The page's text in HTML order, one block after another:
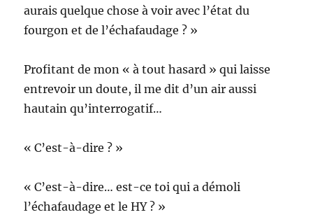
aurais quelque chose à voir avec l’état du
fourgon et de l’échafaudage ? »
Profitant de mon « à tout hasard » qui laisse
entrevoir un doute, il me dit d’un air aussi
hautain qu’interrogatif…
« C’est-à-dire ? »
« C’est-à-dire… est-ce toi qui a démoli
l’échafaudage et le HY ? »